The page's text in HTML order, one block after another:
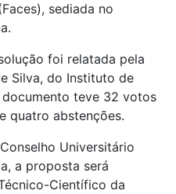
sediada no
foi relatada pela
Silva, do Instituto de
documento teve 32 votos
quatro abstenções.
Universitário
a proposta será
Científico da